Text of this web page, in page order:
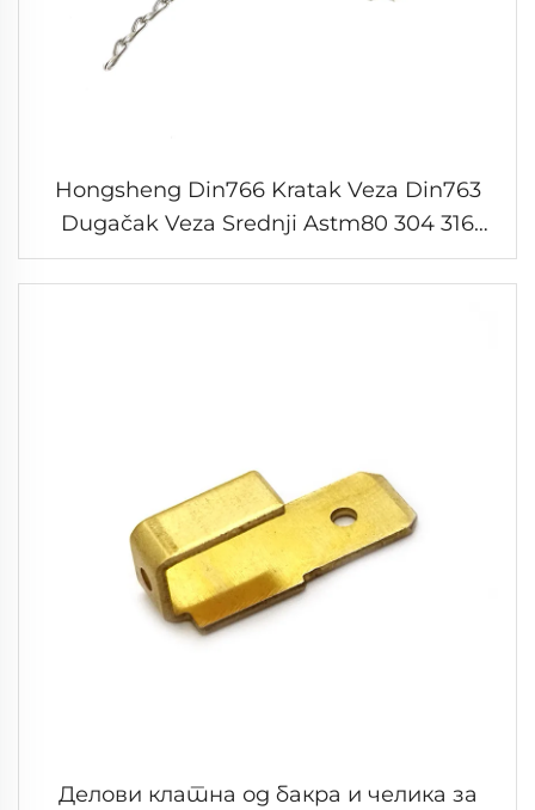
Hongsheng Din766 Kratak Veza Din763
Dugačak Veza Srednji Astm80 304 316
Nerezano Celikano Lance
Делови клатна од бакра и челика за